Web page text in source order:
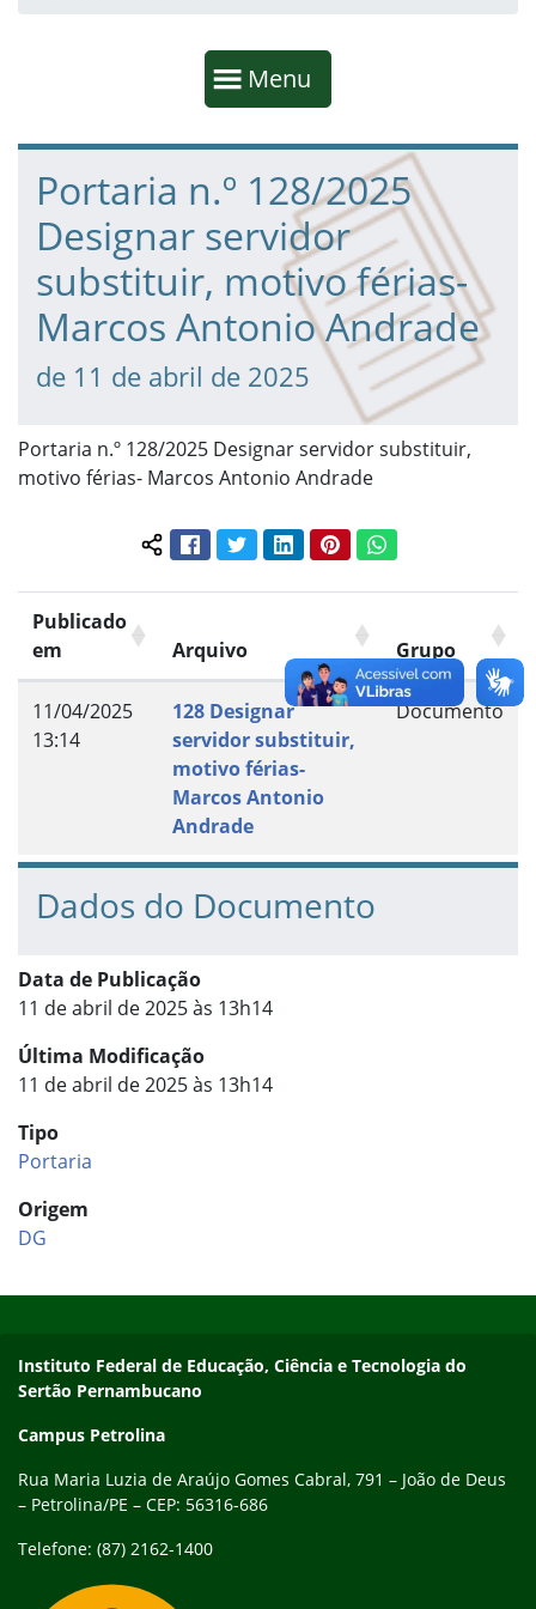
Mostrar
Menu
Fim da navegação
Início do conteúdo
Portaria n.º 128/2025
Designar servidor
substituir, motivo férias-
Marcos Antonio Andrade
de 11 de abril de 2025
Portaria n.º 128/2025 Designar servidor substituir,
motivo férias- Marcos Antonio Andrade
Compartilhar conteúdo:
FacebookTwitterLinkedInPinterestWhatsApp
Publicado
em
Arquivo Grupo
11/04/2025
13:14
128 Designar
servidor substituir,
motivo férias-
Marcos Antonio
Andrade
Documento
Dados do Documento
Data de Publicação
11 de abril de 2025 às 13h14
Última Modificação
11 de abril de 2025 às 13h14
Tipo
Portaria
Origem
DG
Endereço
Instituto Federal de Educação, Ciência e Tecnologia do
Sertão Pernambucano
Campus Petrolina
Rua Maria Luzia de Araújo Gomes Cabral, 791 – João de Deus
– Petrolina/PE – CEP: 56316-686
Telefone: (87) 2162-1400